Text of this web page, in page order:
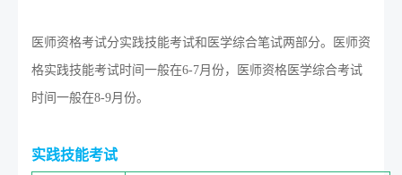
医师资格考试分实践技能考试和医学综合笔试两部分。医师资
格实践技能考试时间一般在6-7月份，医师资格医学综合考试
时间一般在8-9月份。
实践技能考试